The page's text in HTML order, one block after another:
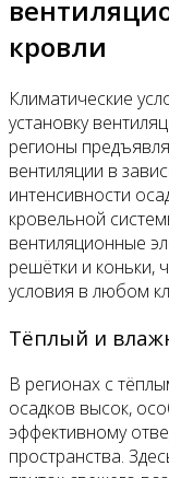
кровли
Климатические
установку
регионы
вентиляции в
интенсивности
кровельной
вентиляционные
решётки и коньки,
условия в любом
Тёплый и
В регионах с
осадков высок,
эффективному
пространства.